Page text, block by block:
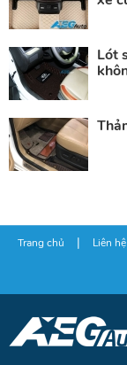
Lót
Trang chủ | Liên hệ